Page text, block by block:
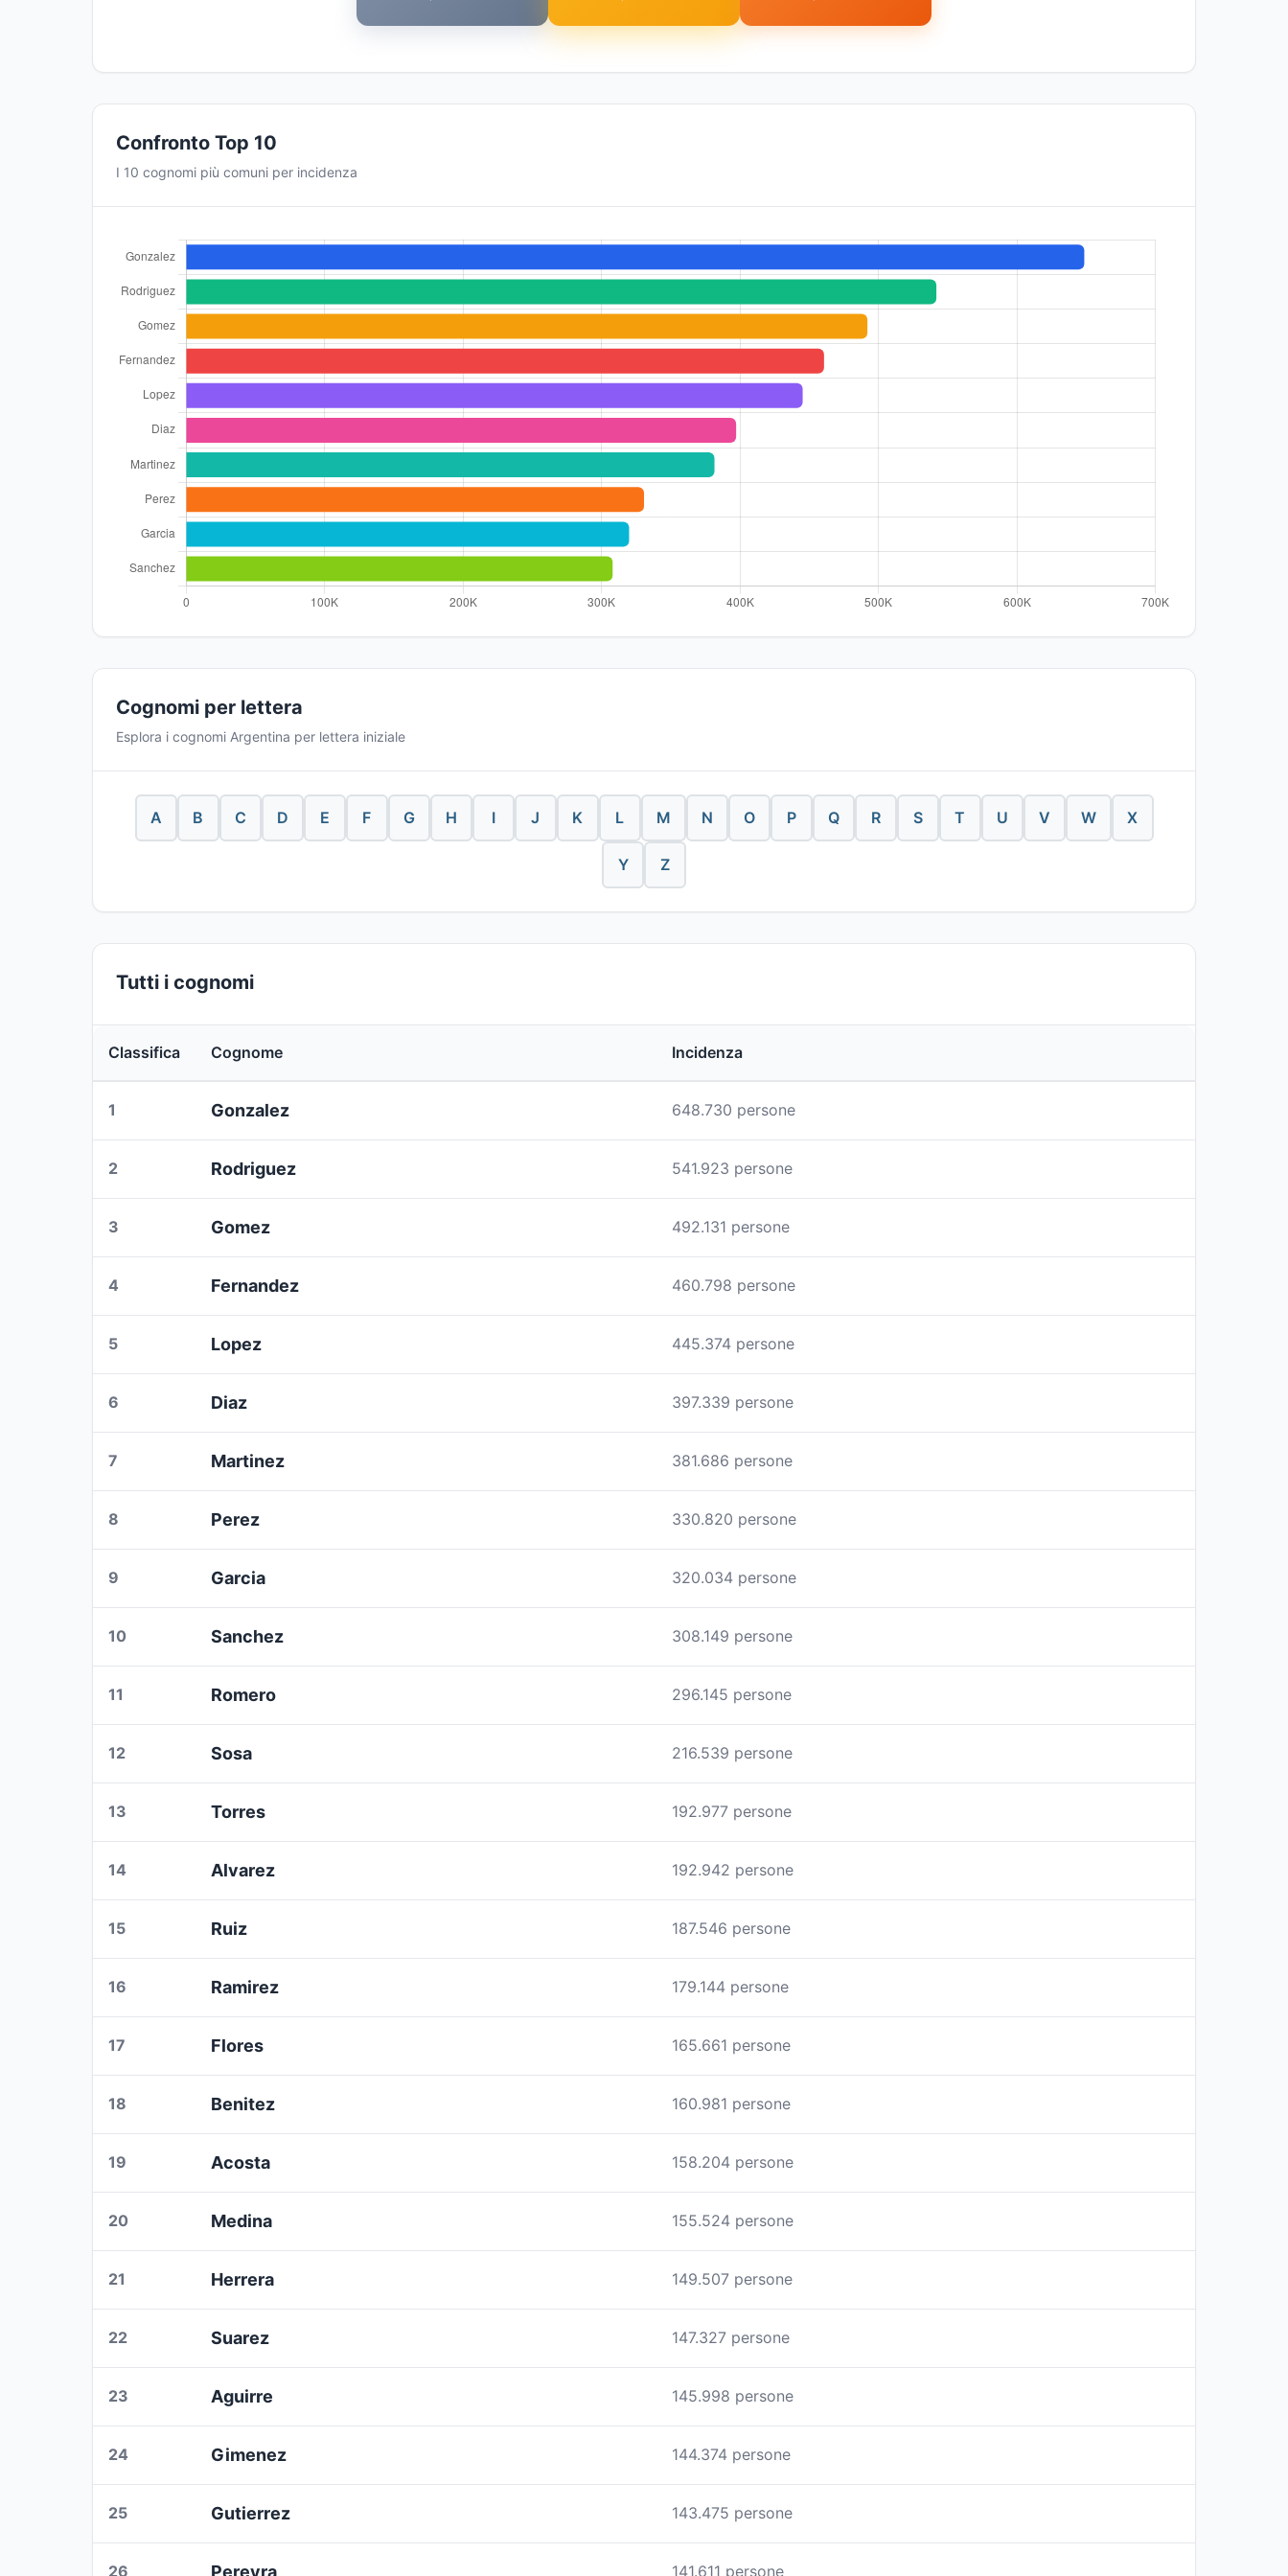
Confronto Top 10
I 10 cognomi più comuni per incidenza
Cognomi per lettera
Esplora i cognomi Argentina per lettera iniziale
A B C D E F G H I J K L M N O P Q R S T U V W X
Y Z
Tutti i cognomi
Classifica Cognome Incidenza
1 Gonzalez 648.730 persone
2 Rodriguez 541.923 persone
3 Gomez 492.131 persone
4 Fernandez 460.798 persone
5 Lopez 445.374 persone
6 Diaz 397.339 persone
7 Martinez 381.686 persone
8 Perez 330.820 persone
9 Garcia 320.034 persone
10 Sanchez 308.149 persone
11 Romero 296.145 persone
12 Sosa 216.539 persone
13 Torres 192.977 persone
14 Alvarez 192.942 persone
15 Ruiz 187.546 persone
16 Ramirez 179.144 persone
17 Flores 165.661 persone
18 Benitez 160.981 persone
19 Acosta 158.204 persone
20 Medina 155.524 persone
21 Herrera 149.507 persone
22 Suarez 147.327 persone
23 Aguirre 145.998 persone
24 Gimenez 144.374 persone
25 Gutierrez 143.475 persone
26 Pereyra 141.611 persone